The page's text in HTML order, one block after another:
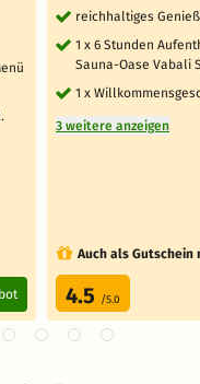
reichhaltiges
1 x 6 Stunden
Sauna-Oase Vabali
1 x
3 weitere anzeigen
Auch als Gutschein
4.5 /5.0